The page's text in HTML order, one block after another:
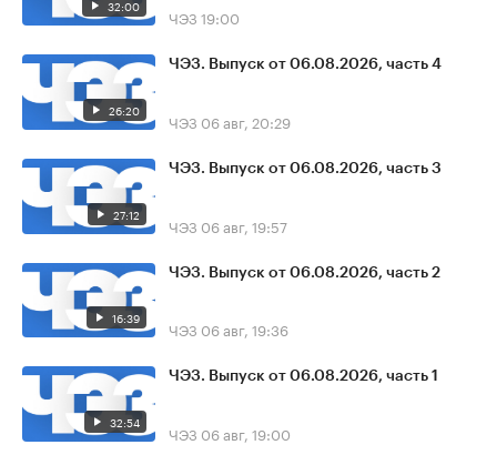
32:00 ЧЭЗ 19:00
26:20
ЧЭЗ. Выпуск от 06.08.2026, часть 4
ЧЭЗ 06 авг, 20:29
27:12
ЧЭЗ. Выпуск от 06.08.2026, часть 3
ЧЭЗ 06 авг, 19:57
16:39
ЧЭЗ. Выпуск от 06.08.2026, часть 2
ЧЭЗ 06 авг, 19:36
32:54
ЧЭЗ. Выпуск от 06.08.2026, часть 1
ЧЭЗ 06 авг, 19:00